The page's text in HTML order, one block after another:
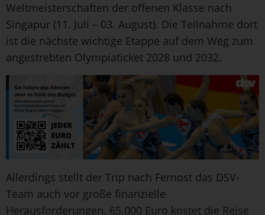
Weltmeisterschaften der offenen Klasse nach
Singapur (11. Juli – 03. August). Die Teilnahme dort
ist die nächste wichtige Etappe auf dem Weg zum
angestrebten Olympiaticket 2028 und 2032.
Allerdings stellt der Trip nach Fernost das DSV-
Team auch vor große finanzielle
Herausforderungen. 65.000 Euro kostet die Reise